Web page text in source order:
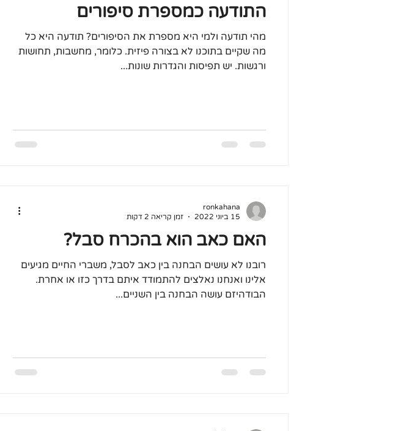
התודעה כמספרת סיפורים
מהי תודעה ולמי היא מספרת את הסיפורים? תודעה היא כל
מה שקיים בתוכנו לא בצורה פיזית. כלומר, מחשבות, תחושות
ורגשות. יש תפיסות והגדרות שונות...
האם כאב הוא בהכרח סבל?
רובנו לא עושים הבחנה בין כאב לסבל, משברי החיים מגיעים
אלינו ואנחנו נאלצים להתמודד איתם בדרך כזו או אחרת.
הבודהיזם עושה הבחנה בין השניים...
ronkahana
15 ביוני 2022
זמן קריאה 2 דקות